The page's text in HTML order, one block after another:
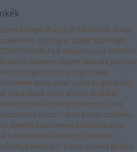
krumpli áfonya afrikai harcsa afrikai
airfry sütés ajvár alaplé alaprecept
TŐKEHAL FILÉ alma almaecet almafánk
almás sütemény aludttej amaránt ananász
angolszalonna angol zeller
arany panír aszalt sárgabarack
szilva aszalt vörös áfonya avokádó
babsaláta bacon baconos csirke
bacon csikok bacon szalonna
szeletelt balzsamecet banán-narancs
baracklekvár bármikorra bármikor
barnacukor barna csiperke gomba